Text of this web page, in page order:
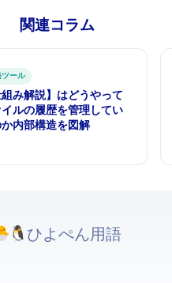
関連コラム
ツール
組み解説】Gitはどうやって
イルの履歴を管理してい
— 内部構造を図解
ひよぺんIT用語. All rights reserved.